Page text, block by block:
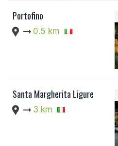
Portofino
location_pin arrow_right_alt 0.5 km
Santa Margherita Ligure
location_pin arrow_right_alt 3 km